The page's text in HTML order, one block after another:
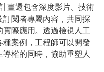
畫還包含深度影片、技術
訂閱者專屬內容 ，共同探
際應用。透過檢視人工
案例，工程師可以開發
權的同時，協助重塑人